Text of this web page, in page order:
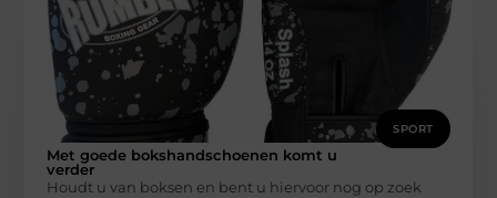
SPORT
Met goede bokshandschoenen komt u
verder
Houdt u van boksen en bent u hiervoor nog op zoek